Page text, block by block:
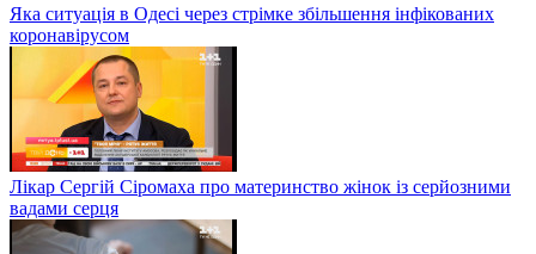
Яка ситуація в Одесі через стрімке збільшення інфікованих
коронавірусом
Лікар Сергій Сіромаха про материнство жінок із серйозними
вадами серця